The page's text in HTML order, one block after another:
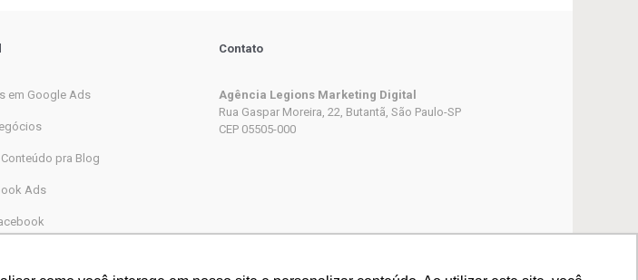
em Google Ads
pra Blog
Ads
Contato
Agência Legions Marketing Digital
Rua Gaspar Moreira, 22, Butantã, São Paulo-SP
CEP 05505-000